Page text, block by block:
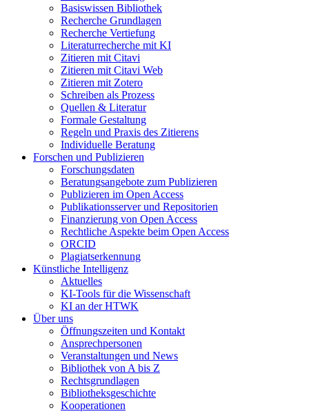
Basiswissen Bibliothek
Recherche Grundlagen
Recherche Vertiefung
Literaturrecherche mit KI
Zitieren mit Citavi
Zitieren mit Citavi Web
Zitieren mit Zotero
Schreiben als Prozess
Quellen & Literatur
Formale Gestaltung
Regeln und Praxis des Zitierens
Individuelle Beratung
Forschen und Publizieren
Forschungsdaten
Beratungsangebote zum Publizieren
Publizieren im Open Access
Publikationsserver und Repositorien
Finanzierung von Open Access
Rechtliche Aspekte beim Open Access
ORCID
Plagiatserkennung
Künstliche Intelligenz
Aktuelles
KI-Tools für die Wissenschaft
KI an der HTWK
Über uns
Öffnungszeiten und Kontakt
Ansprechpersonen
Veranstaltungen und News
Bibliothek von A bis Z
Rechtsgrundlagen
Bibliotheksgeschichte
Kooperationen